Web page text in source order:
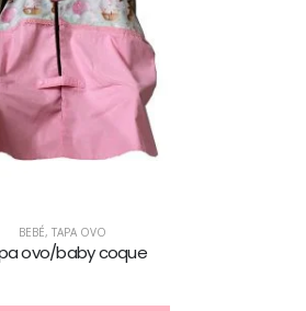
Envelope pequeno
Adicionar ao Pedido